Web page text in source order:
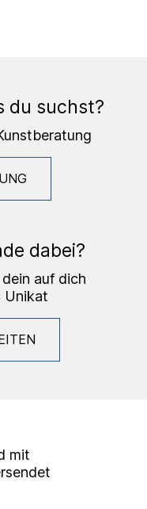
du suchst?
dabei?
auf dich
Unikat
mit